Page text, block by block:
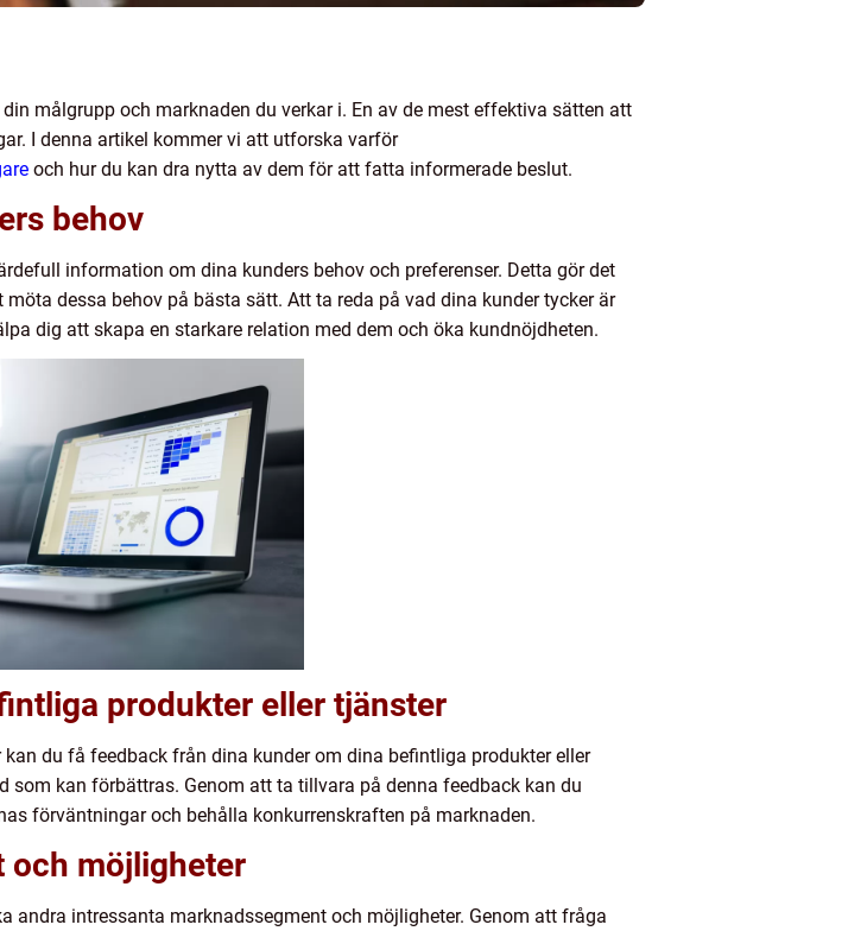
målgrupp och marknaden du verkar i. En av de mest effektiva sätten att
I denna artikel kommer vi att utforska varför
och hur du kan dra nytta av dem för att fatta informerade beslut.
behov
information om dina kunders behov och preferenser. Detta gör det
dessa behov på bästa sätt. Att ta reda på vad dina kunder tycker är
dig att skapa en starkare relation med dem och öka kundnöjdheten.
produkter eller tjänster
du få feedback från dina kunder om dina befintliga produkter eller
kan förbättras. Genom att ta tillvara på denna feedback kan du
förväntningar och behålla konkurrenskraften på marknaden.
och möjligheter
andra intressanta marknadssegment och möjligheter. Genom att fråga